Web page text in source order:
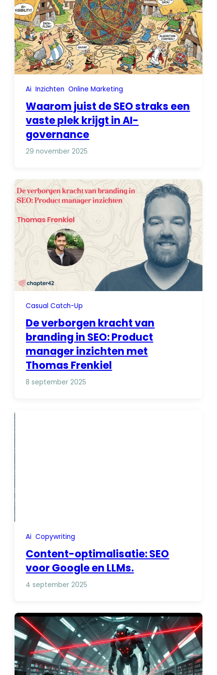
Ai Inzichten Online Marketing
Waarom juist de SEO straks een
vaste plek krijgt in AI-
governance
29 november 2025
Casual Catch-Up
De verborgen kracht van
branding in SEO: Product
manager inzichten met
Thomas Frenkiel
8 september 2025
Ai Copywriting
Content-optimalisatie: SEO
voor Google en LLMs.
4 september 2025